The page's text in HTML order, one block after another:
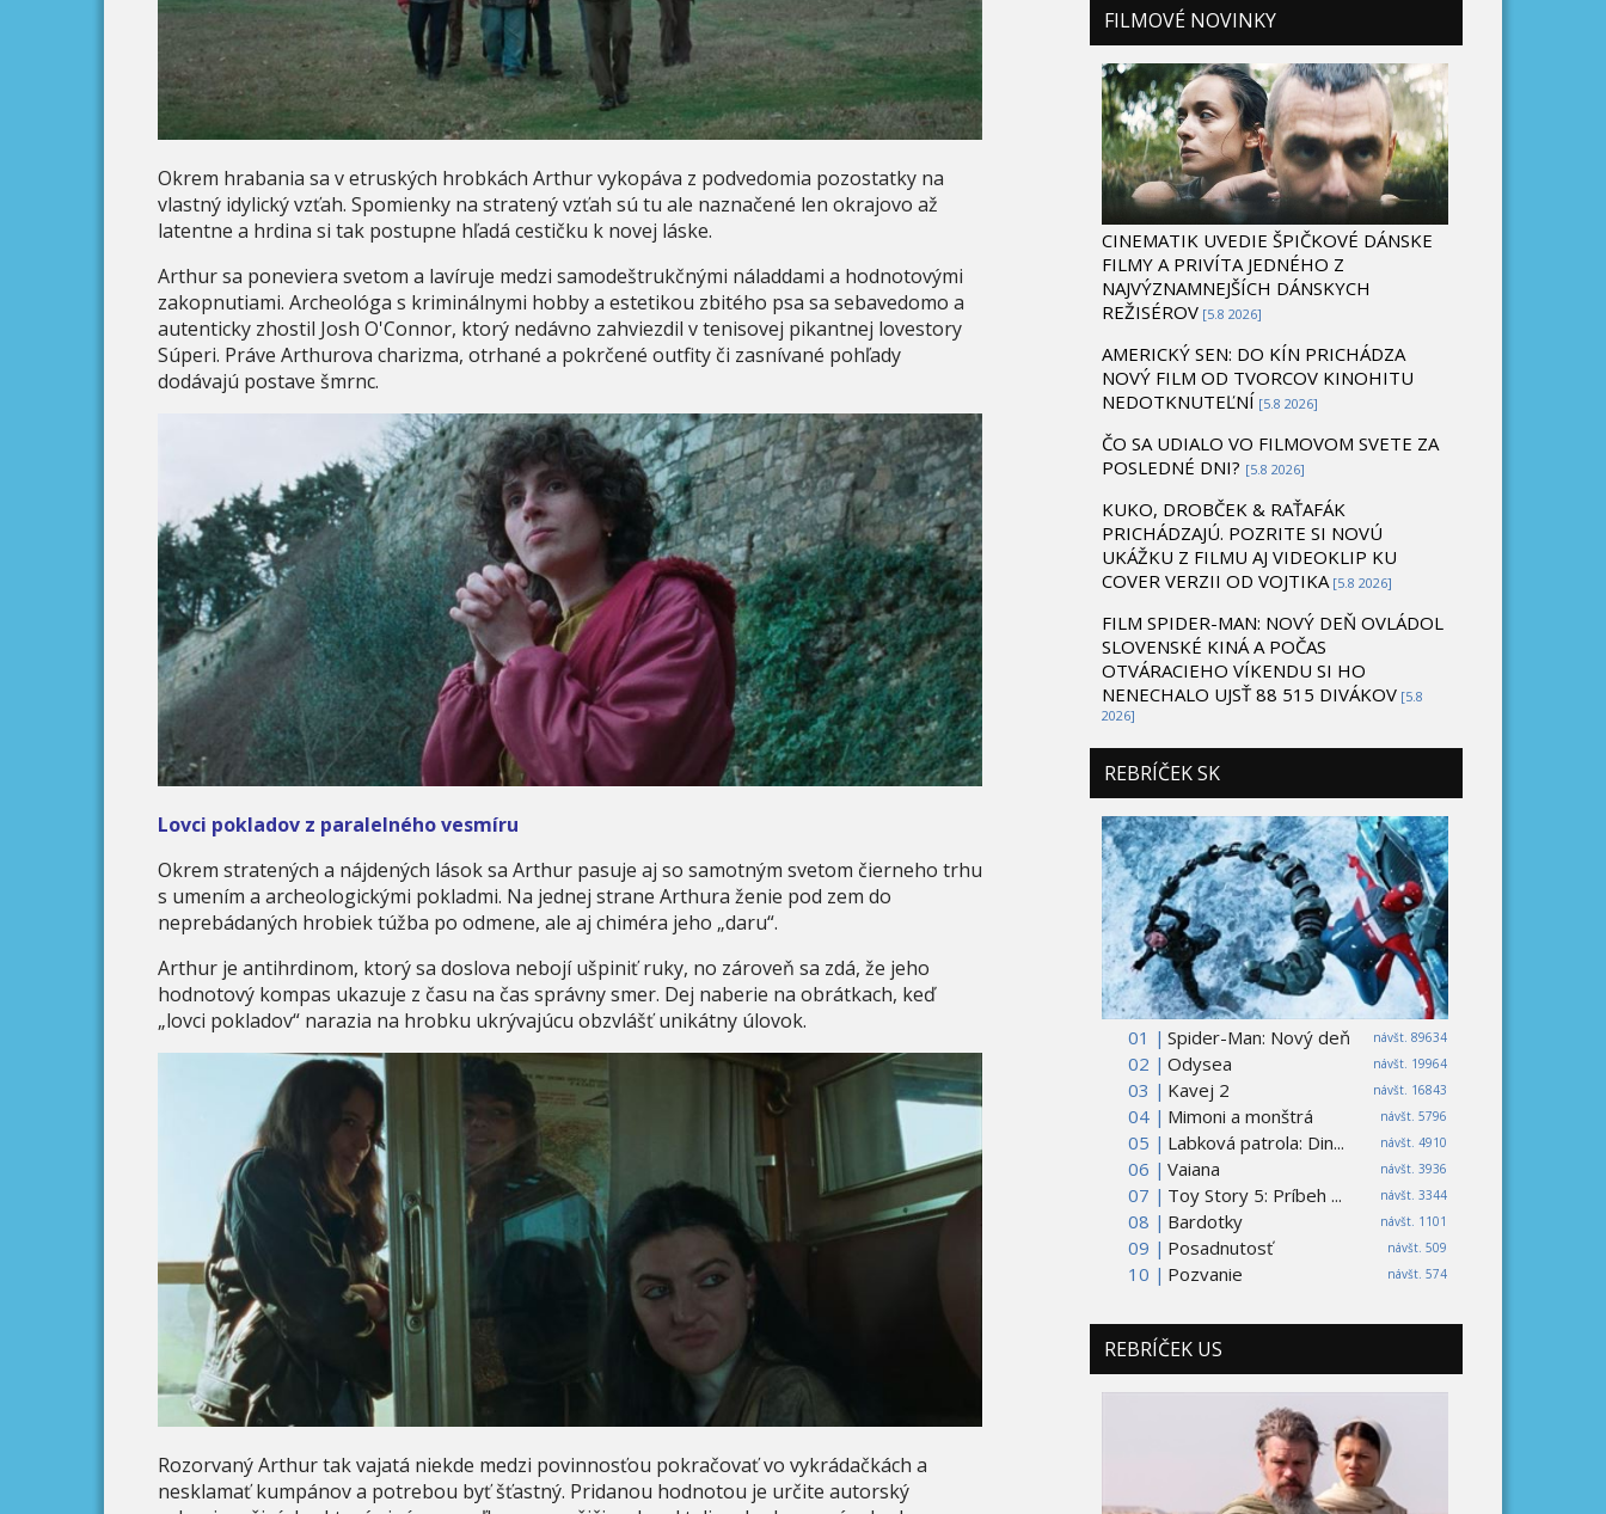
Okrem hrabania sa v etruských hrobkách Arthur vykopáva z podvedomia pozostatky na
vlastný idylický vzťah. Spomienky na stratený vzťah sú tu ale naznačené len okrajovo až
latentne a hrdina si tak postupne hľadá cestičku k novej láske.
Arthur sa poneviera svetom a lavíruje medzi samodeštrukčnými náladdami a hodnotovými
zakopnutiami. Archeológa s kriminálnymi hobby a estetikou zbitého psa sa sebavedomo a
autenticky zhostil Josh O'Connor, ktorý nedávno zahviezdil v tenisovej pikantnej lovestory
Súperi. Práve Arthurova charizma, otrhané a pokrčené outfity či zasnívané pohľady
dodávajú postave šmrnc.
Lovci pokladov z paralelného vesmíru
Okrem stratených a nájdených lások sa Arthur pasuje aj so samotným svetom čierneho trhu
s umením a archeologickými pokladmi. Na jednej strane Arthura ženie pod zem do
neprebádaných hrobiek túžba po odmene, ale aj chiméra jeho „daru“.
Arthur je antihrdinom, ktorý sa doslova nebojí ušpiniť ruky, no zároveň sa zdá, že jeho
hodnotový kompas ukazuje z času na čas správny smer. Dej naberie na obrátkach, keď
„lovci pokladov“ narazia na hrobku ukrývajúcu obzvlášť unikátny úlovok.
Rozorvaný Arthur tak vajatá niekde medzi povinnosťou pokračovať vo vykrádačkách a
nesklamať kumpánov a potrebou byť šťastný. Pridanou hodnotou je určite autorský
FILMOVÉ NOVINKY
CINEMATIK UVEDIE ŠPIČKOVÉ DÁNSKE
FILMY A PRIVÍTA JEDNÉHO Z
NAJVÝZNAMNEJŠÍCH DÁNSKYCH
REŽISÉROV [5.8 2026]
AMERICKÝ SEN: DO KÍN PRICHÁDZA
NOVÝ FILM OD TVORCOV KINOHITU
NEDOTKNUTEĽNÍ [5.8 2026]
ČO SA UDIALO VO FILMOVOM SVETE ZA
POSLEDNÉ DNI? [5.8 2026]
KUKO, DROBČEK & RAŤAFÁK
PRICHÁDZAJÚ. POZRITE SI NOVÚ
UKÁŽKU Z FILMU AJ VIDEOKLIP KU
COVER VERZII OD VOJTIKA [5.8 2026]
FILM SPIDER-MAN: NOVÝ DEŇ OVLÁDOL
SLOVENSKÉ KINÁ A POČAS
OTVÁRACIEHO VÍKENDU SI HO
NENECHALO UJSŤ 88 515 DIVÁKOV [5.8
2026]
REBRÍČEK SK
01 | návšt. 89634
Spider-Man: Nový deň
02 |
návšt. 19964
Odysea
03 |
návšt. 16843
Kavej 2
04 |
návšt. 5796
Mimoni a monštrá
05 |
návšt. 4910
Labková patrola: Din...
06 |
návšt. 3936
Vaiana
07 |
návšt. 3344
Toy Story 5: Príbeh ...
08 |
návšt. 1101
Bardotky
09 |
návšt. 509
Posadnutosť
10 |
návšt. 574
Pozvanie
REBRÍČEK US